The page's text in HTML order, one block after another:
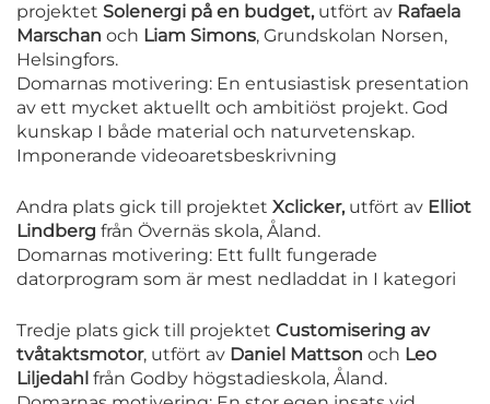
projektet Solenergi på en budget, utfört av Rafaela
Marschan och Liam Simons, Grundskolan Norsen,
Helsingfors.
Domarnas motivering: En entusiastisk presentation
av ett mycket aktuellt och ambitiöst projekt. God
kunskap I både material och naturvetenskap.
Imponerande videoaretsbeskrivning
Andra plats gick till projektet Xclicker, utfört av Elliot
Lindberg från Övernäs skola, Åland.
Domarnas motivering: Ett fullt fungerade
datorprogram som är mest nedladdat in I kategori
Tredje plats gick till projektet Customisering av
tvåtaktsmotor, utfört av Daniel Mattson och Leo
Liljedahl från Godby högstadieskola, Åland.